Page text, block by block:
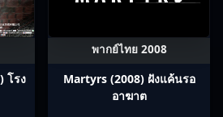
โรง
พากย์ไทย 2008
Martyrs (2008) ฝังแค้นรอ
อาฆาต